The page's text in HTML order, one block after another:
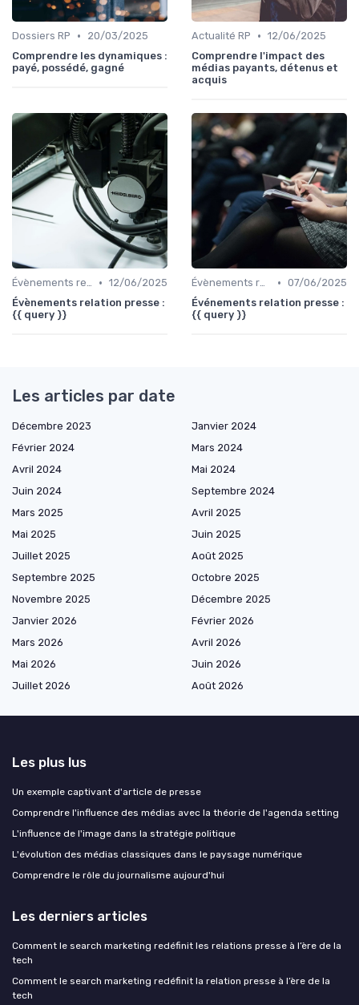
Dossiers RP •
20/03/2025
Comprendre les dynamiques :
payé, possédé, gagné
Actualité RP • 12/06/2025
Comprendre l'impact des
médias payants, détenus et
acquis
Évènements relation presse • 12/06/2025
Évènements relation presse :
{{ query }}
Évènements relation presse • 07/06/2025
Événements relation presse :
{{ query }}
Les articles par date
Décembre 2023
Janvier 2024
Février 2024
Mars 2024
Avril 2024
Mai 2024
Juin 2024
Septembre 2024
Mars 2025
Avril 2025
Mai 2025
Juin 2025
Juillet 2025
Août 2025
Septembre 2025
Octobre 2025
Novembre 2025
Décembre 2025
Janvier 2026
Février 2026
Mars 2026
Avril 2026
Mai 2026
Juin 2026
Juillet 2026
Août 2026
Les plus lus
Un exemple captivant d'article de presse
Comprendre l'influence des médias avec la théorie de l'agenda setting
L'influence de l'image dans la stratégie politique
L'évolution des médias classiques dans le paysage numérique
Comprendre le rôle du journalisme aujourd'hui
Les derniers articles
Comment le search marketing redéfinit les relations presse à l’ère de la
tech
Comment le search marketing redéfinit la relation presse à l’ère de la
tech